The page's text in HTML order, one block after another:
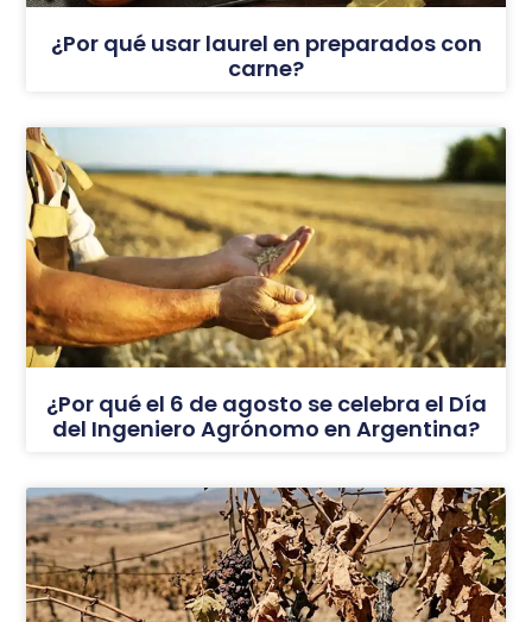
¿Por qué usar laurel en preparados con
carne?
¿Por qué el 6 de agosto se celebra el Día
del Ingeniero Agrónomo en Argentina?